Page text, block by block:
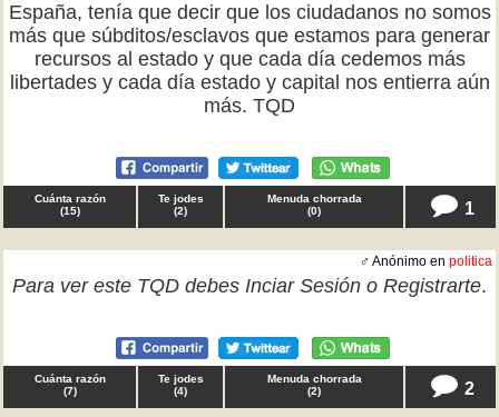
España, tenía que decir que los ciudadanos no somos
más que súbditos/esclavos que estamos para generar
recursos al estado y que cada día cedemos más
libertades y cada día estado y capital nos entierra aún
más. TQD
Cuánta razón
(15)
Te jodes
(2)
Menuda chorrada
(0) 1
♂ Anónimo en politica
Para ver este TQD debes Inciar Sesión o Registrarte.
Cuánta razón
(7)
Te jodes
(4)
Menuda chorrada
(2) 2